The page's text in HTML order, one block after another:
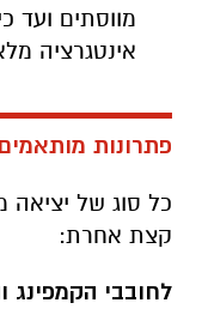
מווסתים ועד
אינטגרציה
פתרונות
כל סוג של יציאה
קצת אחרת:
לחובבי הקמפינג